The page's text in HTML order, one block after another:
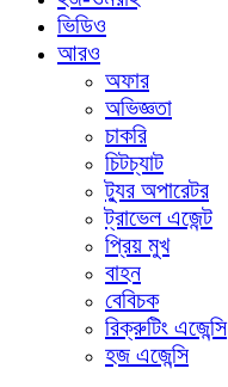
ভিডিও
আরও
অফার
অভিজ্ঞতা
চাকরি
চিটচ্যাট
ট্যুর অপারেটর
ট্রাভেল এজেন্ট
প্রিয় মুখ
বাহন
বেবিচক
রিক্রুটিং এজেন্সি
হজ এজেন্সি